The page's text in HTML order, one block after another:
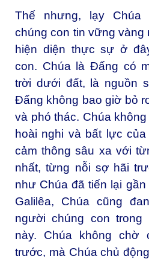
Thế nhưng, lạy Chúa
chúng con tin vững vàng
hiện diện thực sự ở
con. Chúa là Đấng có
trời dưới đất, là nguồn
Đấng không bao giờ bỏ
và phó thác. Chúa
hoài nghi và bất lực
cảm thông sâu xa với
nhất, từng nỗi sợ hãi
như Chúa đã tiến lại
Galilêa, Chúa cũng
người chúng con trong
này. Chúa không chờ
trước, mà Chúa chủ